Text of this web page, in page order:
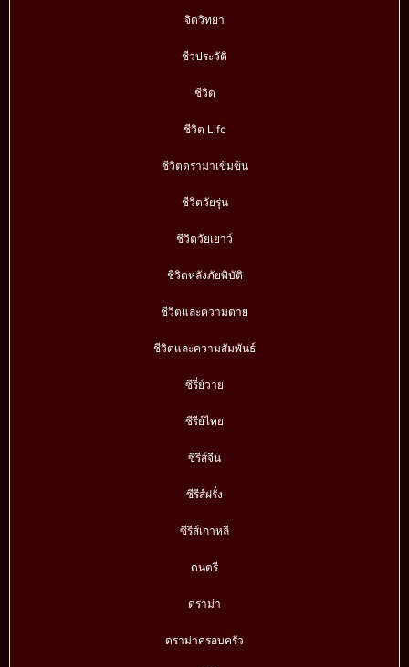
จิตวิทยา
ชีวประวัติ
ชีวิต
ชีวิต Life
ชีวิตดราม่าเข้มข้น
ชีวิตวัยรุ่น
ชีวิตวัยเยาว์
ชีวิตหลังภัยพิบัติ
ชีวิตและความตาย
ชีวิตและความสัมพันธ์
ซีรี่ย์วาย
ซีรีย์ไทย
ซีรีส์จีน
ซีรีส์ฝรั่ง
ซีรีส์เกาหลี
ดนตรี
ดราม่า
ดราม่าครอบครัว